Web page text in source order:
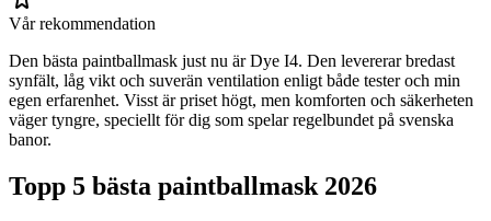
Vår rekommendation
Den bästa paintballmask just nu är Dye I4. Den levererar bredast
synfält, låg vikt och suverän ventilation enligt både tester och min
egen erfarenhet. Visst är priset högt, men komforten och säkerheten
väger tyngre, speciellt för dig som spelar regelbundet på svenska
banor.
Topp 5 bästa paintballmask 2026